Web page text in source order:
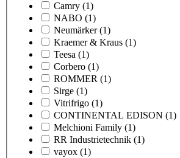
Camry (1)
NABO (1)
Neumärker (1)
Kraemer & Kraus (1)
Teesa (1)
Corbero (1)
ROMMER (1)
Sirge (1)
Vitrifrigo (1)
CONTINENTAL EDISON (1)
Melchioni Family (1)
RR Industrietechnik (1)
vayox (1)